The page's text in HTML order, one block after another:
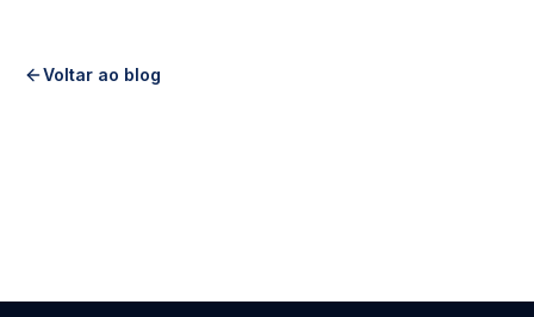
Voltar ao blog